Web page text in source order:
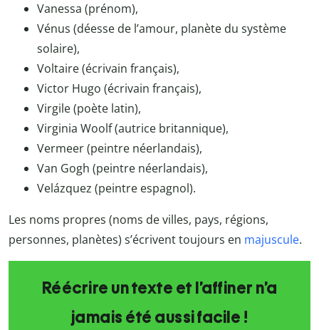
Vanessa (prénom),
Vénus (déesse de l’amour, planète du système
solaire),
Voltaire (écrivain français),
Victor Hugo (écrivain français),
Virgile (poète latin),
Virginia Woolf (autrice britannique),
Vermeer (peintre néerlandais),
Van Gogh (peintre néerlandais),
Velázquez (peintre espagnol).
Les noms propres (noms de villes, pays, régions,
personnes, planètes) s’écrivent toujours en majuscule.
Réécrire un texte et l’affiner n’a
jamais été aussi facile !